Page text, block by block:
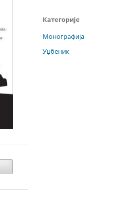
Категорије
Монографија
Уџбеник